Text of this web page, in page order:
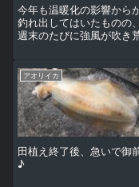
今年も温暖化の影響から
釣れ出してはいたものの
週末のたびに強風が吹き
アオリイカ
田植え終了後、急いで御
♪